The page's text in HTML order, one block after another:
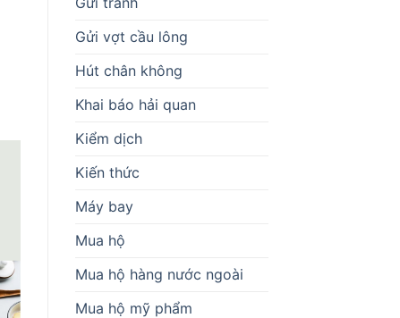
Gửi vợt cầu lông
Hút chân không
Khai báo hải quan
Kiểm dịch
Kiến thức
Máy bay
Mua hộ
Mua hộ hàng nước ngoài
Mua hộ mỹ phẩm